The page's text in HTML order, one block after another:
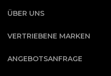
ÜBER UNS
VERTRIEBENE MARKEN
ANGEBOTSANFRAGE